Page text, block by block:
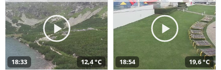
18:33 12,4 °C 18:54 19,6 °C